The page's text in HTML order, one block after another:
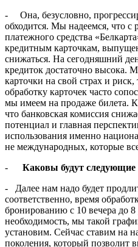
- Она, безусловно,
обходит­ся. Мы надеемся, что с
платежного сред­ства
кредитным карточкам,
снижаться. На сегодняшний
кредиток достаточно высока.
карточки на свой страх и риск,
обработку карточек часто
мы имеем на продаже билета. К
что бан­ковская комиссия
потенциал и главная
использования именно
не международных, которые
- Каковы будут
- Далее нам надо будет
соответ­ственно, время
бронированию с 10 ве­чера до 8
необходимость, мы такой
установим. Сейчас ставим на
поколения, который